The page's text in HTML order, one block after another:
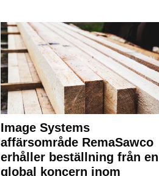
Image Systems
affärsområde RemaSawco
erhåller beställning från en
global koncern inom